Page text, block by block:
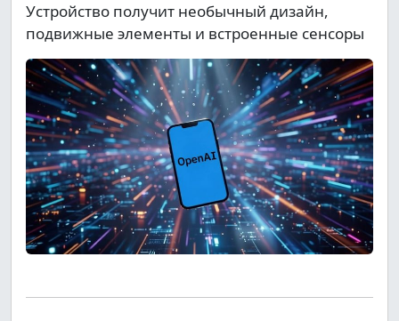
Устройство получит необычный дизайн,
подвижные элементы и встроенные сенсоры